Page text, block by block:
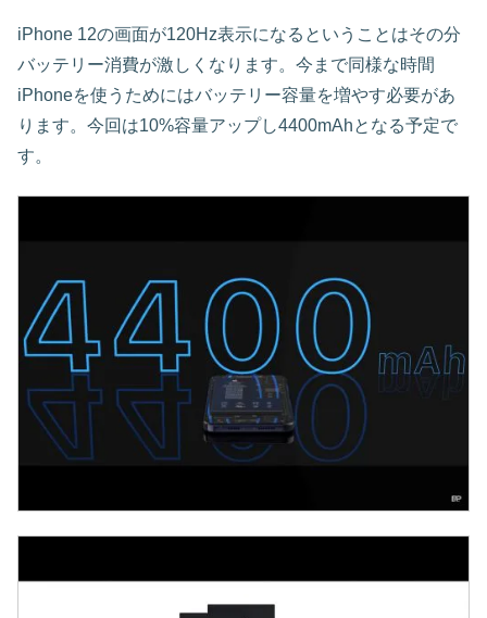
iPhone 12の画面が120Hz表示になるということはその分
バッテリー消費が激しくなります。今まで同様な時間
iPhoneを使うためにはバッテリー容量を増やす必要があ
ります。今回は10%容量アップし4400mAhとなる予定で
す。